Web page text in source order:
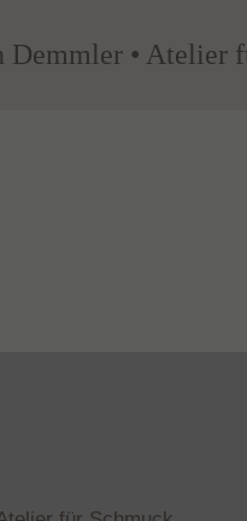
Demmler • Atelier